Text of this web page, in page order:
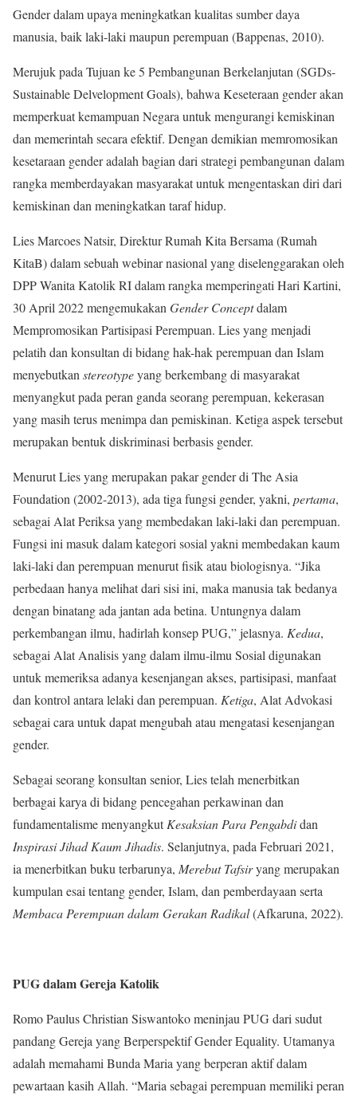
Gender dalam upaya meningkatkan kualitas sumber daya
manusia, baik laki-laki maupun perempuan (Bappenas, 2010).
Merujuk pada Tujuan ke 5 Pembangunan Berkelanjutan (SGDs-
Sustainable Delvelopment Goals), bahwa Keseteraan gender akan
memperkuat kemampuan Negara untuk mengurangi kemiskinan
dan memerintah secara efektif. Dengan demikian memromosikan
kesetaraan gender adalah bagian dari strategi pembangunan dalam
rangka memberdayakan masyarakat untuk mengentaskan diri dari
kemiskinan dan meningkatkan taraf hidup.
Lies Marcoes Natsir, Direktur Rumah Kita Bersama (Rumah
KitaB) dalam sebuah webinar nasional yang diselenggarakan oleh
DPP Wanita Katolik RI dalam rangka memperingati Hari Kartini,
30 April 2022 mengemukakan Gender Conceptdalam
Mempromosikan Partisipasi Perempuan. Lies yang menjadi
pelatih dan konsultan di bidang hak-hak perempuan dan Islam
menyebutkan stereotypeyang berkembang di masyarakat
menyangkut pada peran ganda seorang perempuan, kekerasan
yang masih terus menimpa dan pemiskinan. Ketiga aspek tersebut
merupakan bentuk diskriminasi berbasis gender.
Menurut Lies yang merupakan pakar gender di The Asia
Foundation (2002-2013), ada tiga fungsi gender, yakni, pertama,
sebagai Alat Periksa yang membedakan laki-laki dan perempuan.
Fungsi ini masuk dalam kategori sosial yakni membedakan kaum
laki-laki dan perempuan menurut fisik atau biologisnya. “Jika
perbedaan hanya melihat dari sisi ini, maka manusia tak bedanya
dengan binatang ada jantan ada betina. Untungnya dalam
perkembangan ilmu, hadirlah konsep PUG,” jelasnya. Kedua,
sebagai Alat Analisis yang dalam ilmu-ilmu Sosial digunakan
untuk memeriksa adanya kesenjangan akses, partisipasi, manfaat
dan kontrol antara lelaki dan perempuan. Ketiga, Alat Advokasi
sebagai cara untuk dapat mengubah atau mengatasi kesenjangan
gender.
Sebagai seorang konsultan senior, Lies telah menerbitkan
berbagai karya di bidang pencegahan perkawinan dan
fundamentalisme menyangkutKesaksian Para Pengabdidan
Inspirasi Jihad Kaum Jihadis. Selanjutnya, pada Februari 2021,
ia menerbitkan buku terbarunya, Merebut Tafsiryang merupakan
kumpulan esai tentang gender, Islam, dan pemberdayaan serta
Membaca Perempuan dalam Gerakan Radikal(Afkaruna, 2022).
PUG dalam Gereja Katolik
Romo Paulus Christian Siswantoko meninjau PUG dari sudut
pandang Gereja yang Berperspektif Gender Equality. Utamanya
adalah memahami Bunda Maria yang berperan aktif dalam
pewartaan kasih Allah. “Maria sebagai perempuan memiliki peran